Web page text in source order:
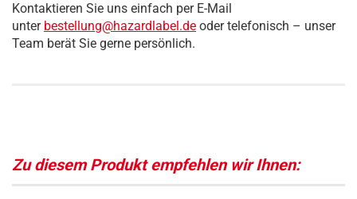
Kontaktieren Sie uns einfach per E-Mail
unter bestellung@hazardlabel.de oder telefonisch – unser
Team berät Sie gerne persönlich.
Zu diesem Produkt empfehlen wir Ihnen: